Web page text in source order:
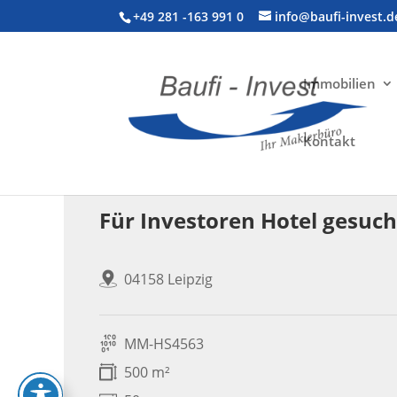
+49 281 -163 991 0 info@baufi-
Immobilien
Kontakt
Für Investoren Hotel
04158 Leipzig
MM-HS4563
500 m²